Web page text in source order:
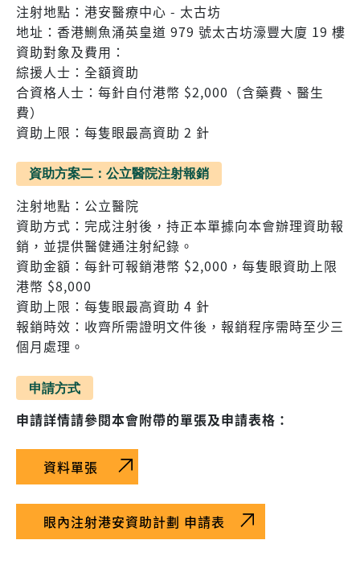
注射地點：港安醫療中心 - 太古坊
地址：香港鰂魚涌英皇道 979 號太古坊濠豐大廈 19 樓
資助對象及費用：
綜援人士：全額資助
合資格人士：每針自付港幣 $2,000（含藥費、醫生
費）
資助上限：每隻眼最高資助 2 針
資助方案二：公立醫院注射報銷
注射地點：公立醫院
資助方式：完成注射後，持正本單據向本會辦理資助報
銷，並提供醫健通注射紀錄。
資助金額：每針可報銷港幣 $2,000，每隻眼資助上限
港幣 $8,000
資助上限：每隻眼最高資助 4 針
報銷時效：收齊所需證明文件後，報銷程序需時至少三
個月處理。
申請方式
申請詳情請參閱本會附帶的單張及申請表格：
資料單張
眼內注射港安資助計劃 申請表